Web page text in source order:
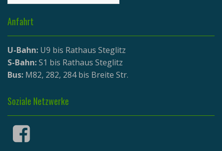
Anfahrt
U-Bahn: U9 bis Rathaus Steglitz
S-Bahn:S1 bis Rathaus Steglitz
Bus: M82, 282, 284 bis Breite Str.
Soziale Netzwerke